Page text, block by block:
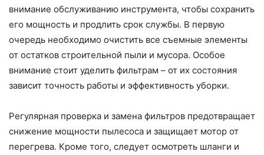
внимание обслуживанию инструмента, чтобы сохранить
его мощность и продлить срок службы. В первую
очередь необходимо очистить все съемные элементы
от остатков строительной пыли и мусора. Особое
внимание стоит уделить фильтрам – от их состояния
зависит точность работы и эффективность уборки.
Регулярная проверка и замена фильтров предотвращает
снижение мощности пылесоса и защищает мотор от
перегрева. Кроме того, следует осмотреть шланги и